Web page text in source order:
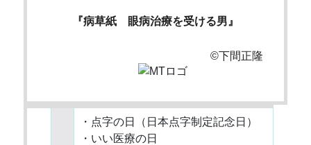
『病草紙 眼病治療を受ける男』
©下間正隆
・点字の日（日本点字制定記念日）
・いい医療の日